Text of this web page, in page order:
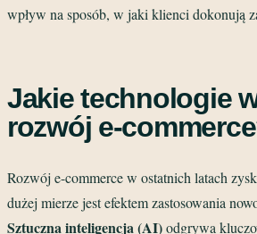
wpływ na sposób, w jaki klienci dokonują
Jakie technologie
rozwój e-
Rozwój e-commerce w ostatnich latach
dużej mierze jest efektem zastosowania
Sztuczna inteligencja (AI)odgrywa